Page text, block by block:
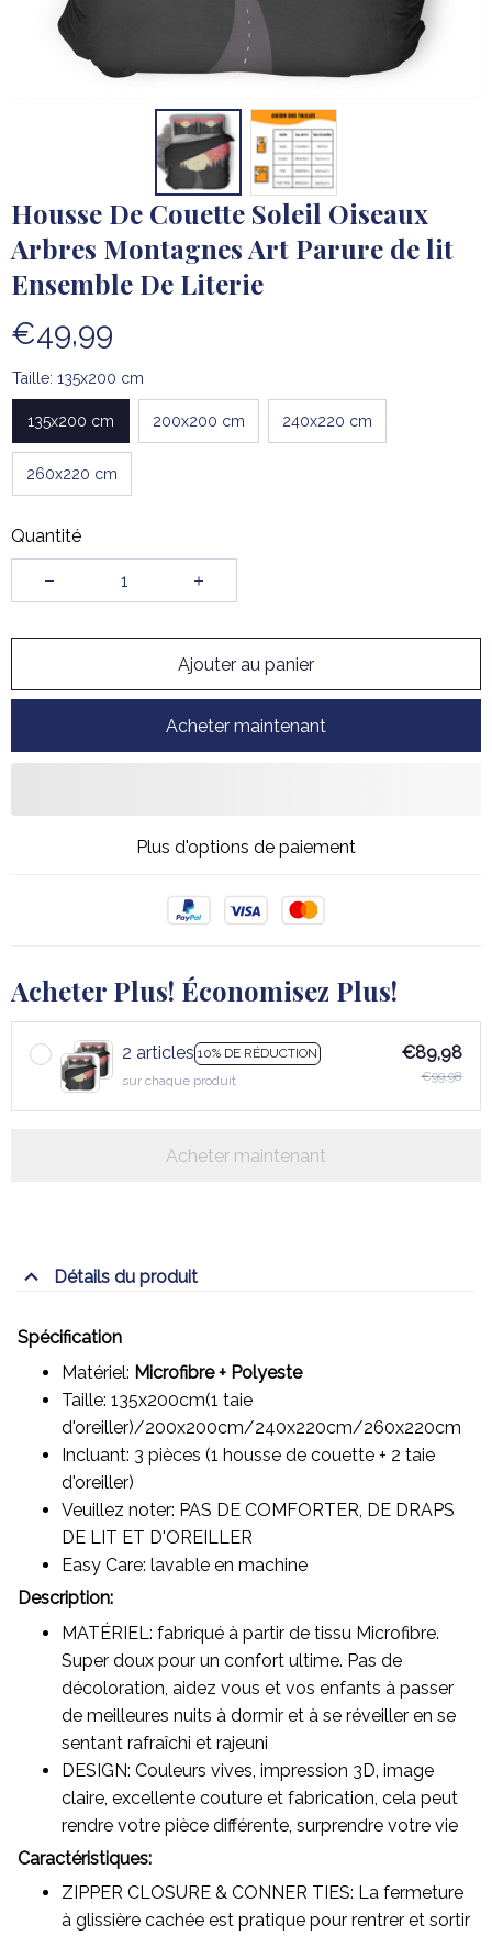
Housse De Couette Soleil Oiseaux
Arbres Montagnes Art Parure de lit
Ensemble De Literie
€49,99
Taille: 135x200 cm
135x200 cm 200x200 cm 240x220 cm
260x220 cm
Quantité
Ajouter au panier
Acheter maintenant
Plus d'options de paiement
Acheter Plus! Économisez Plus!
2 articles 10% DE RÉDUCTION
sur chaque produit
€89,98
€99,98
Acheter maintenant
Détails du produit
Spécification
Matériel: Microfibre + Polyeste
Taille: 135x200cm(1 taie
d'oreiller)/200x200cm/240x220cm/260x220cm
Incluant: 3 pièces (1 housse de couette + 2 taie
d'oreiller)
Veuillez noter: PAS DE COMFORTER, DE DRAPS
DE LIT ET D'OREILLER
Easy Care: lavable en machine
Description:
MATÉRIEL: fabriqué à partir de tissu Microfibre.
Super doux pour un confort ultime. Pas de
décoloration, aidez vous et vos enfants à passer
de meilleures nuits à dormir et à se réveiller en se
sentant rafraîchi et rajeuni
DESIGN: Couleurs vives, impression 3D, image
claire, excellente couture et fabrication, cela peut
rendre votre pièce différente, surprendre votre vie
Caractéristiques:
ZIPPER CLOSURE & CONNER TIES: La fermeture
à glissière cachée est pratique pour rentrer et sortir